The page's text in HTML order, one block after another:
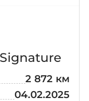
2 872 км
04.02.2025